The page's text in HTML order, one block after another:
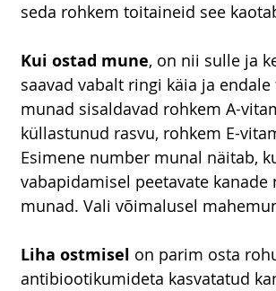
seda rohkem toitaineid see
Kui ostad mune, on nii sulle ja
saavad vabalt ringi käia ja
munad sisaldavad rohkem A-
küllastunud rasvu, rohkem E-
Esimene number munal näitab,
vabapidamisel peetavate
munad. Vali võimalusel
Liha ostmisel on parim osta
antibiootikumideta kasvatatud